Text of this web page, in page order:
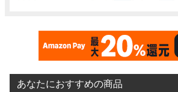
あなたにおすすめの商品